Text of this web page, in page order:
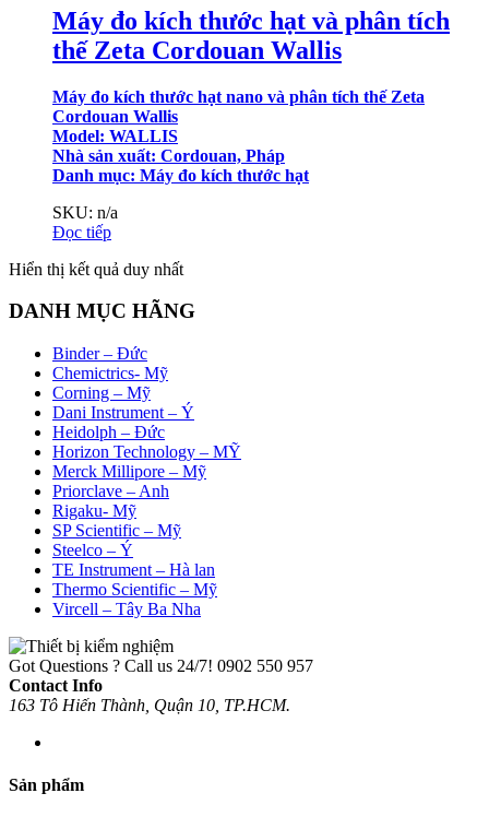
Máy đo kích thước hạt và phân tích
thế Zeta Cordouan Wallis
Máy đo kích thước hạt nano và phân tích thế Zeta
Cordouan Wallis
Model: WALLIS
Nhà sản xuất: Cordouan, Pháp
Danh mục: Máy đo kích thước hạt
SKU: n/a
Đọc tiếp
Hiển thị kết quả duy nhất
DANH MỤC HÃNG
Binder – Đức
Chemictrics- Mỹ
Corning – Mỹ
Dani Instrument – Ý
Heidolph – Đức
Horizon Technology – MỸ
Merck Millipore – Mỹ
Priorclave – Anh
Rigaku- Mỹ
SP Scientific – Mỹ
Steelco – Ý
TE Instrument – Hà lan
Thermo Scientific – Mỹ
Vircell – Tây Ba Nha
Got Questions ? Call us 24/7! 0902 550 957
Contact Info
163 Tô Hiến Thành, Quận 10, TP.HCM.
Sản phẩm